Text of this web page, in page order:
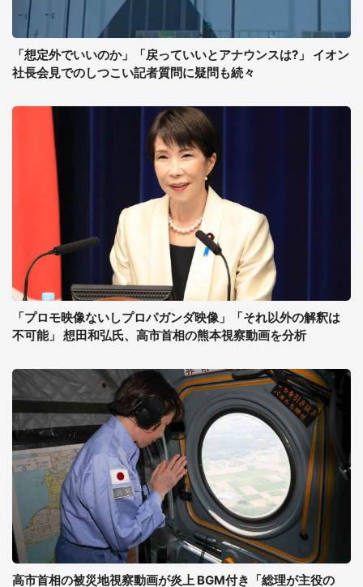
「想定外でいいのか」「戻っていいとアナウンスは?」 イオン
社長会見でのしつこい記者質問に疑問も続々
「プロモ映像ないしプロパガンダ映像」「それ以外の解釈は
不可能」 想田和弘氏、高市首相の熊本視察動画を分析
高市首相の被災地視察動画が炎上 BGM付き「総理が主役の